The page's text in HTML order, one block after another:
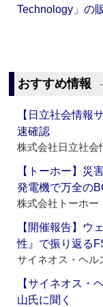
Technology」の
おすすめ情報
【日立社会情報
速確認
株式会社日立社会
【トーホー】
発電機で万全の
株式会社トーホー
【開催報告】ウ
性』で振り返る
サイネオス・ヘル
【サイネオス
山氏に聞く